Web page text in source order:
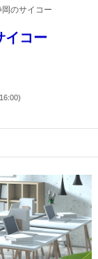
のサイコー
イコー